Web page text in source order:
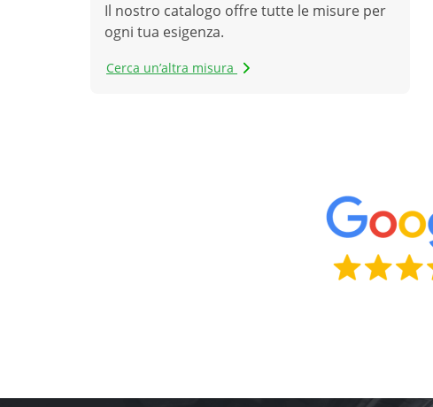
Il nostro catalogo offre tutte le misure per
ogni tua esigenza.
Cerca un’altra misura